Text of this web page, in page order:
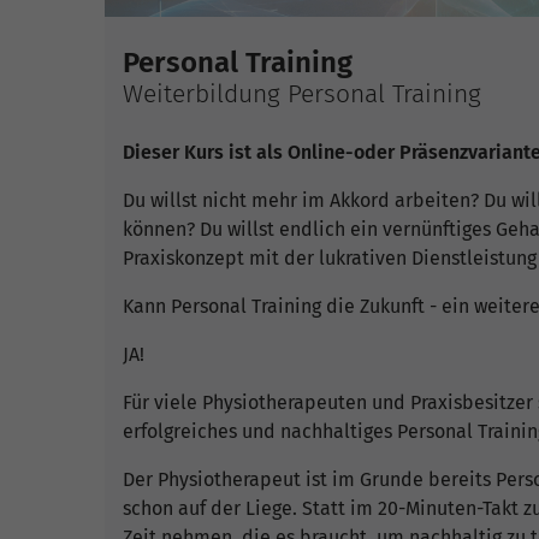
Personal Training
Weiterbildung Personal Training
Dieser Kurs ist als Online-oder
Du willst nicht mehr im Akkord arbeiten? Du
können? Du willst endlich ein vernünftiges
Praxiskonzept mit der lukrativen
Kann Personal Training die Zukunft - ein
JA!
Für viele Physiotherapeuten und
erfolgreiches und nachhaltiges Personal
Der Physiotherapeut ist im Grunde bereits
schon auf der Liege. Statt im 20-Minuten-Takt